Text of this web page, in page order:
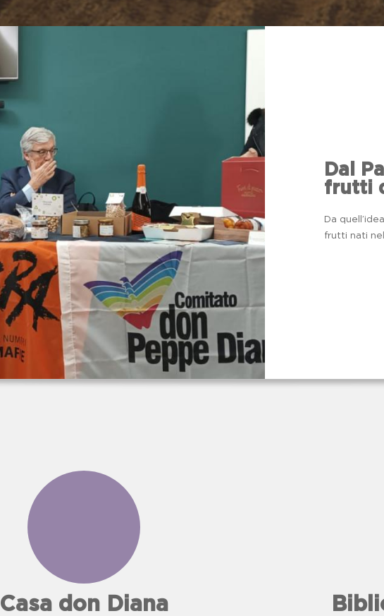
non
Dal
frutti
Da
frutti nati
Casa don Diana